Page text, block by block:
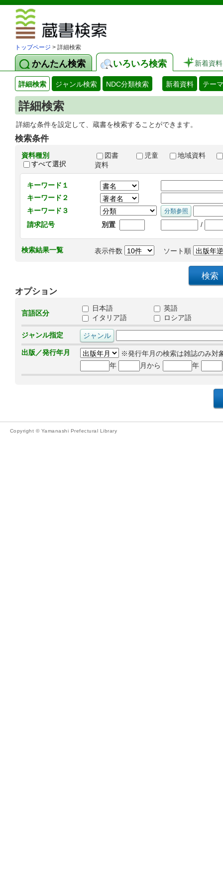
トップページ > 詳細検索
かんたん検索 いろいろ検索 新着資料
詳細検索 ジャンル検索 NDC分類検索 新着資料 テー
詳細検索
詳細な条件を設定して、蔵書を検索することができます。
検索条件
資料種別
すべて選択
図書 児童
地域資料
資料
キーワード１
キーワード２
キーワード３
請求記号
別置 /
検索結果一覧 表示件数 ソート順
オプション
言語区分
日本語
英語
イタリア語
ロシア語
ジャンル指定
出版／発行年月
※発行年月の検索は雑誌のみ対
年
月から 年
Copyright © Yamanashi Prefectural Library